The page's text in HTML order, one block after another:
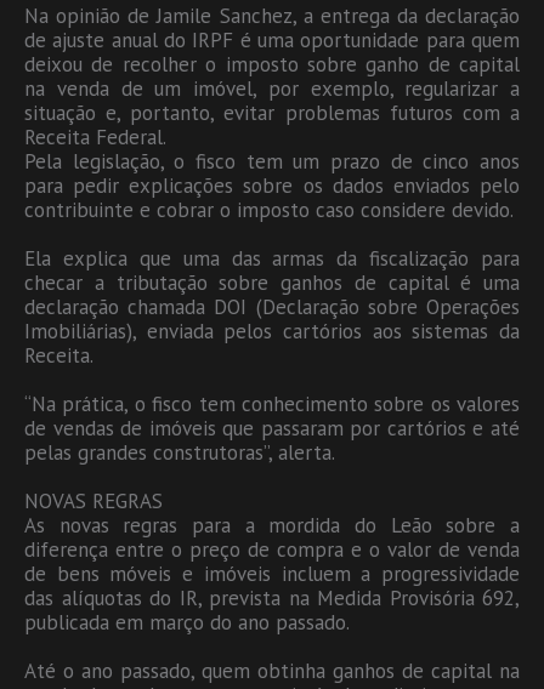
Na opinião de Jamile Sanchez, a entrega da declaração
de ajuste anual do IRPF é uma oportunidade para quem
deixou de recolher o imposto sobre ganho de capital
na venda de um imóvel, por exemplo, regularizar a
situação e, portanto, evitar problemas futuros com a
Receita Federal.
Pela legislação, o fisco tem um prazo de cinco anos
para pedir explicações sobre os dados enviados pelo
contribuinte e cobrar o imposto caso considere devido.
Ela explica que uma das armas da fiscalização para
checar a tributação sobre ganhos de capital é uma
declaração chamada DOI (Declaração sobre Operações
Imobiliárias), enviada pelos cartórios aos sistemas da
Receita.
“Na prática, o fisco tem conhecimento sobre os valores
de vendas de imóveis que passaram por cartórios e até
pelas grandes construtoras”, alerta.
NOVAS REGRAS
As novas regras para a mordida do Leão sobre a
diferença entre o preço de compra e o valor de venda
de bens móveis e imóveis incluem a progressividade
das alíquotas do IR, prevista na Medida Provisória 692,
publicada em março do ano passado.
Até o ano passado, quem obtinha ganhos de capital na